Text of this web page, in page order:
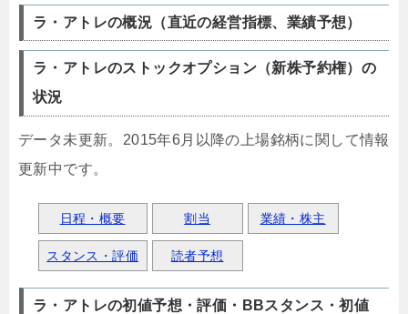
ラ・アトレの概況（直近の経営指標、業績予想）
ラ・アトレのストックオプション（新株予約権）の
状況
データ未更新。2015年6月以降の上場銘柄に関して情報
更新中です。
日程・概要 割当 業績・株主
スタンス・評価 読者予想
ラ・アトレの初値予想・評価・BBスタンス・初値